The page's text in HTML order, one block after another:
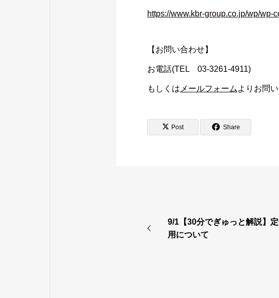
https://www.kbr-group.co.jp/wp/wp-
【お問い合わせ】
お電話(TEL 03-3261-4911)
もしくは メールフォーム よりお問
Post Share
9/1【30分でぎゅっと解説】
用について